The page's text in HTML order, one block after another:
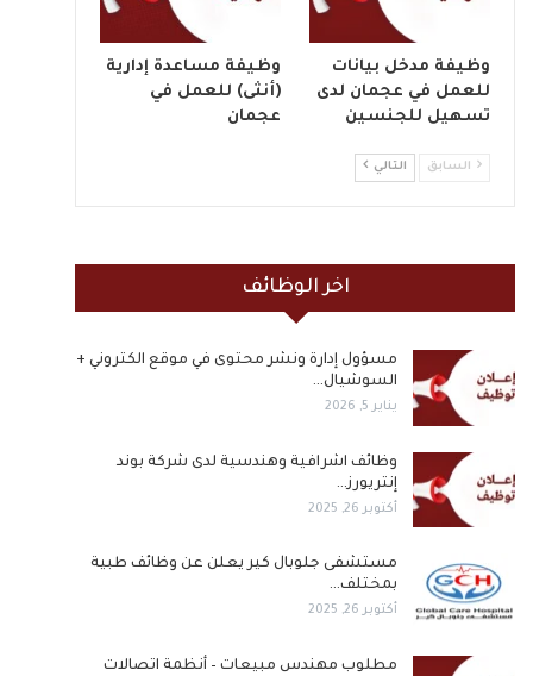
وظيفة مدخل بيانات
للعمل في عجمان لدى
تسهيل للجنسين
وظيفة مساعدة إدارية
(أنثى) للعمل في
عجمان
السابق التالي
اخر الوظائف
مسؤول إدارة ونشر محتوى في موقع الكتروني +
السوشيال…
يناير 5, 2026
وظائف اشرافية وهندسية لدى شركة بوند
إنتريورز…
أكتوبر 26, 2025
مستشفى جلوبال كير يعلن عن وظائف طبية
بمختلف…
أكتوبر 26, 2025
مطلوب مهندس مبيعات – أنظمة اتصالات